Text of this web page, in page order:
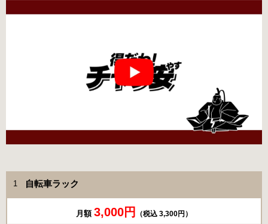
1 自転車ラック
月額 3,000円 （税込 3,300円）